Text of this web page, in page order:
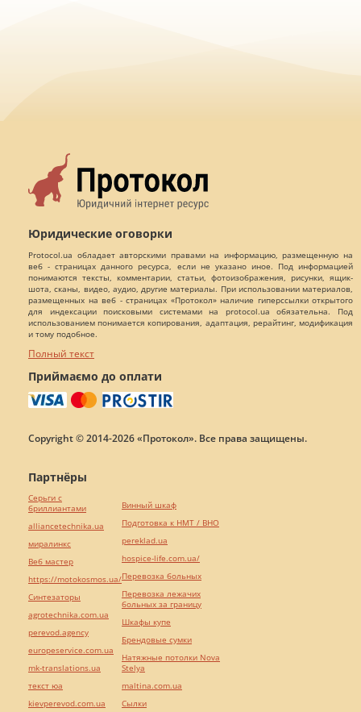
Юридические оговорки
Protocol.ua обладает авторскими правами на информацию, размещенную на
веб - страницах данного ресурса, если не указано иное. Под информацией
понимаются тексты, комментарии, статьи, фотоизображения, рисунки, ящик-
шота, сканы, видео, аудио, другие материалы. При использовании материалов,
размещенных на веб - страницах «Протокол» наличие гиперссылки открытого
для индексации поисковыми системами на protocol.ua обязательна. Под
использованием понимается копирования, адаптация, рерайтинг, модификация
и тому подобное.
Полный текст
Приймаємо до оплати
Copyright © 2014-2026 «Протокол». Все права защищены.
Партнёры
Серьги с
бриллиантами
alliancetechnika.ua
миралинкс
Веб мастер
https://motokosmos.ua/
Синтезаторы
agrotechnika.com.ua
perevod.agency
europeservice.com.ua
mk-translations.ua
текст юа
kievperevod.com.ua
Винный шкаф
Подготовка к НМТ / ВНО
pereklad.ua
hospice-life.com.ua/
Перевозка больных
Перевозка лежачих
больных за границу
Шкафы купе
Брендовые сумки
Натяжные потолки Nova
Stelya
maltina.com.ua
Cылки